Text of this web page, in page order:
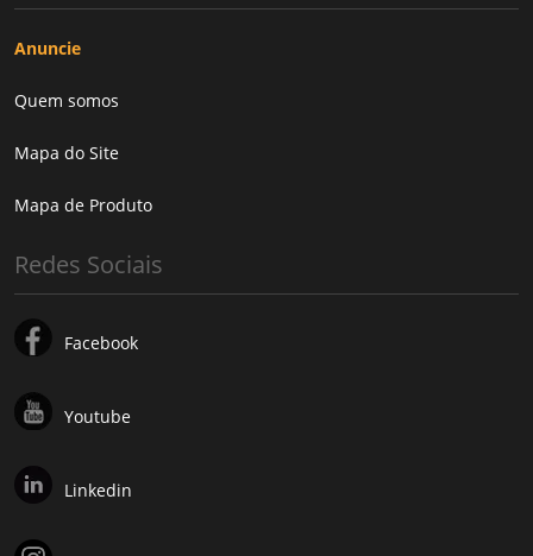
Anuncie
Quem somos
Mapa do Site
Mapa de Produto
Redes Sociais
Facebook
Youtube
Linkedin